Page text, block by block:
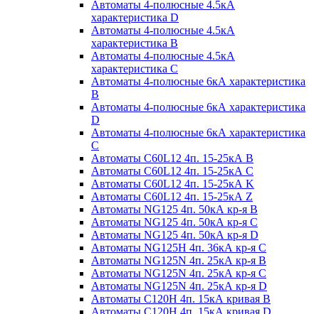
Автоматы 4-полюсные 4.5кА
характеристика D
Автоматы 4-полюсные 4.5кА
характеристика В
Автоматы 4-полюсные 4.5кА
характеристика С
Автоматы 4-полюсные 6кА характеристика
B
Автоматы 4-полюсные 6кА характеристика
D
Автоматы 4-полюсные 6кА характеристика
С
Автоматы C60L12 4п. 15-25кА B
Автоматы C60L12 4п. 15-25кА C
Автоматы C60L12 4п. 15-25кА K
Автоматы C60L12 4п. 15-25кА Z
Автоматы NG125 4п. 50кА кр-я B
Автоматы NG125 4п. 50кА кр-я C
Автоматы NG125 4п. 50кА кр-я D
Автоматы NG125H 4п. 36кА кр-я C
Автоматы NG125N 4п. 25кА кр-я B
Автоматы NG125N 4п. 25кА кр-я C
Автоматы NG125N 4п. 25кА кр-я D
Автоматы С120H 4п. 15кА кривая B
Автоматы С120H 4п. 15кА кривая D